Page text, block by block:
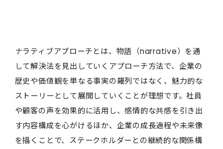
ナラティブアプローチとは、物語（narrative）を通
して解決法を見出していくアプローチ方法で、企業の
歴史や価値観を単なる事実の羅列ではなく、魅力的な
ストーリーとして展開していくことが理想です。社員
や顧客の声を効果的に活用し、感情的な共感を引き出
す内容構成を心がけるほか、企業の成長過程や未来像
を描くことで、ステークホルダーとの継続的な関係構